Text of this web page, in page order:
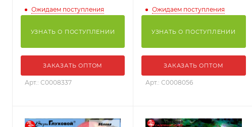
Ожидаем поступления
УЗНАТЬ О ПОСТУПЛЕНИИ
ЗАКАЗАТЬ ОПТОМ
Арт.: С0008337
Ожидаем поступления
УЗНАТЬ О ПОСТУПЛЕНИИ
ЗАКАЗАТЬ ОПТОМ
Арт.: С0008056